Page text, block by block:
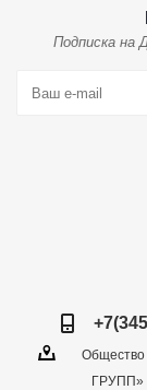
Подписка на
Общество
ГРУПП»